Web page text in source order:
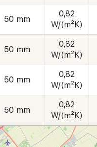
50 mm
0,82
W/(m²K)
50 mm
0,82
W/(m²K)
50 mm
0,82
W/(m²K)
50 mm
0,82
W/(m²K)